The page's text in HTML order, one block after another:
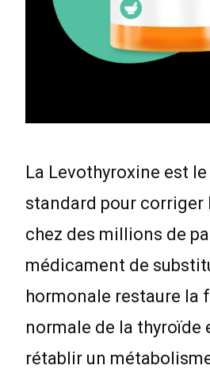
La Levothyroxine est
standard pour corriger
chez des millions de
médicament de
hormonale restaure la
normale de la thyroïde
rétablir un